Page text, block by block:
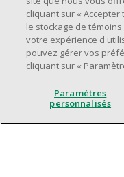
Avoir une
travail le jour,
Être capable
temps et de
Excellentes
Avoir du
cliquant sur «
le stockage de
votre expérience
pouvez gérer vos
cliquant sur «
Paramètres
personnalisés